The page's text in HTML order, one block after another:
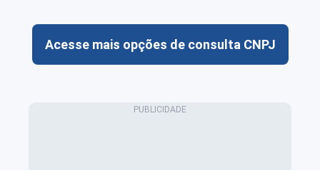
Acesse mais opções de consulta CNPJ